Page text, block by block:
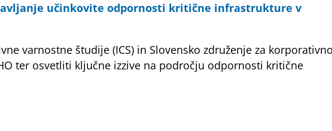
učinkovite odpornosti kritične infrastrukture v
varnostne študije (ICS) in Slovensko združenje za
ter osvetliti ključne izzive na področju odpornosti kritične